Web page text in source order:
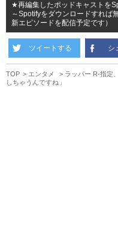
★再編集したポッドキャストを
～Spotifyをダウンロードすれば
新エピソードを配信予定です）
ツイートする シ
TOP エンタメ
ラッパー R-指定
しちゃうんですね」